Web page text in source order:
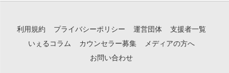
利用規約 プライバシーポリシー 運営団体
支援者一覧
いぇるコラム
カウンセラー募集
メディアの方へ
お問い合わせ